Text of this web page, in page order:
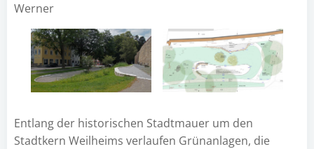
Werner
Entlang der historischen Stadtmauer um den
Stadtkern Weilheims verlaufen Grünanlagen, die